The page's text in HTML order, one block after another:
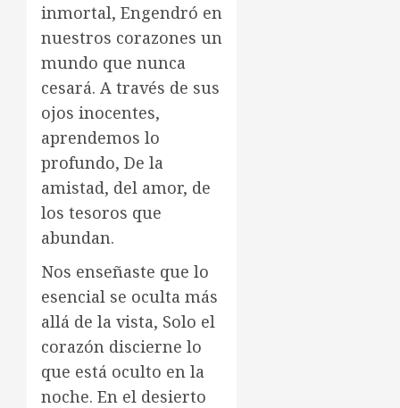
inmortal, Engendró en
nuestros corazones un
mundo que nunca
cesará. A través de sus
ojos inocentes,
aprendemos lo
profundo, De la
amistad, del amor, de
los tesoros que
abundan.
Nos enseñaste que lo
esencial se oculta más
allá de la vista, Solo el
corazón discierne lo
que está oculto en la
noche. En el desierto